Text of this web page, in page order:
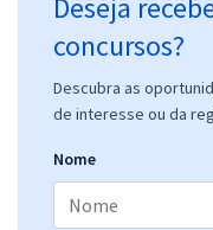
Deseja
concursos?
Descubra as
de interesse ou da
Nome